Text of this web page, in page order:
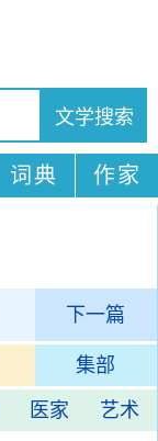
词典 作家
下一篇
集部
医家 艺术